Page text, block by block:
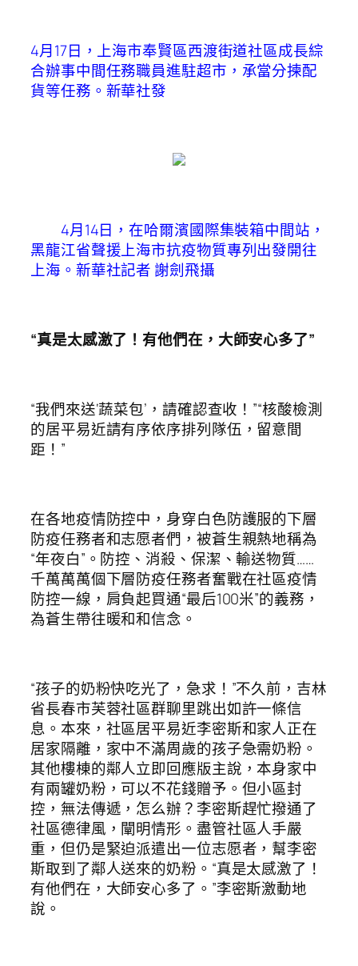
4月17日，上海市奉賢區西渡街道社區成長綜
合辦事中間任務職員進駐超市，承當分揀配
貨等任務。 新華社發
4月14日，在哈爾濱國際集裝箱中間站，
黑龍江省聲援上海市抗疫物質專列出發開往
上海。 新華社記者 謝劍飛攝
“真是太感激了！有他們在，大師安心多了”
“我們來送‘蔬菜包’，請確認查收！”“核酸檢測
的居平易近請有序依序排列隊伍，留意間
距！”
在各地疫情防控中，身穿白色防護服的下層
防疫任務者和志愿者們，被蒼生親熱地稱為
“年夜白”。防控、消殺、保潔、輸送物質……
千萬萬萬個下層防疫任務者奮戰在社區疫情
防控一線，肩負起買通“最后100米”的義務，
為蒼生帶往暖和和信念。
“孩子的奶粉快吃光了，急求！”不久前，吉林
省長春市芙蓉社區群聊里跳出如許一條信
息。本來，社區居平易近李密斯和家人正在
居家隔離，家中不滿周歲的孩子急需奶粉。
其他樓棟的鄰人立即回應版主說，本身家中
有兩罐奶粉，可以不花錢贈予。但小區封
控，無法傳遞，怎么辦？李密斯趕忙撥通了
社區德律風，闡明情形。盡管社區人手嚴
重，但仍是緊迫派遣出一位志愿者，幫李密
斯取到了鄰人送來的奶粉。“真是太感激了！
有他們在，大師安心多了。”李密斯激動地
說。